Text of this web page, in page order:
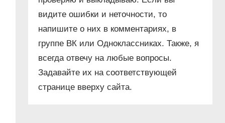
видите ошибки и неточности, то
напишите о них в комментариях, в
группе ВК или Одноклассниках. Также, я
всегда отвечу на любые вопросы.
Задавайте их на соответствующей
странице вверху сайта.